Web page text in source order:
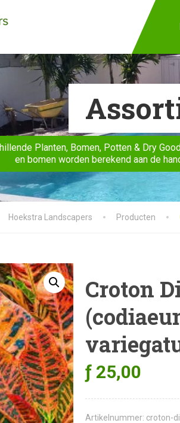
Planten, Bomen, Potten & Dry
en bomen worden berekend aan de
Hoekstra Landscapers Producten
Croton
ƒ25,00
Artikelnummer: croton-